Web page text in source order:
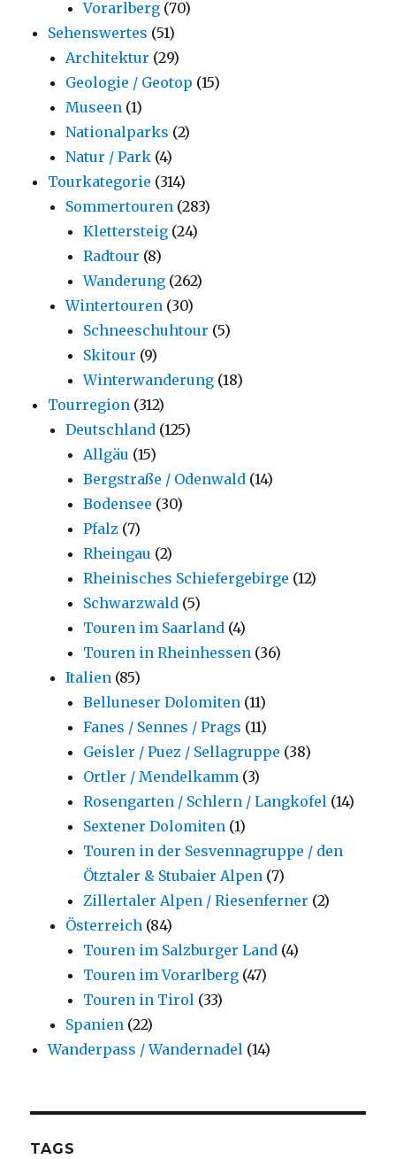
Vorarlberg (70)
Sehenswertes (51)
Architektur (29)
Geologie / Geotop (15)
Museen (1)
Nationalparks (2)
Natur / Park (4)
Tourkategorie (314)
Sommertouren (283)
Klettersteig (24)
Radtour (8)
Wanderung (262)
Wintertouren (30)
Schneeschuhtour (5)
Skitour (9)
Winterwanderung (18)
Tourregion (312)
Deutschland (125)
Allgäu (15)
Bergstraße / Odenwald (14)
Bodensee (30)
Pfalz (7)
Rheingau (2)
Rheinisches Schiefergebirge (12)
Schwarzwald (5)
Touren im Saarland (4)
Touren in Rheinhessen (36)
Italien (85)
Belluneser Dolomiten (11)
Fanes / Sennes / Prags (11)
Geisler / Puez / Sellagruppe (38)
Ortler / Mendelkamm (3)
Rosengarten / Schlern / Langkofel (14)
Sextener Dolomiten (1)
Touren in der Sesvennagruppe / den
Ötztaler & Stubaier Alpen (7)
Zillertaler Alpen / Riesenferner (2)
Österreich (84)
Touren im Salzburger Land (4)
Touren im Vorarlberg (47)
Touren in Tirol (33)
Spanien (22)
Wanderpass / Wandernadel (14)
TAGS